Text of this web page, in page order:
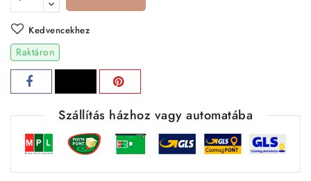
Kedvencekhez
Raktáron
Szállítás házhoz vagy automatába